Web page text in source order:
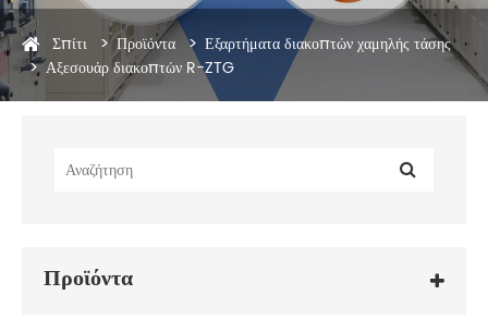
Σπίτι Προϊόντα
Εξαρτήματα διακοπτών χαμηλής τάσης
Αξεσουάρ διακοπτών R-ZTG
Προϊόντα